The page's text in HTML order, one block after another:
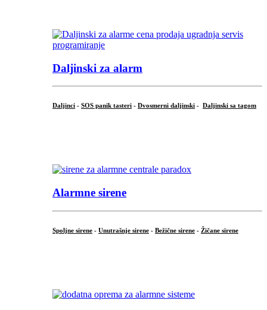
Daljinski za alarm
Daljinci - SOS panik tasteri - Dvosmerni daljinski - Daljinski sa tagom
Alarmne sirene
Spoljne sirene - Unutrašnje sirene - Bežične sirene - Žičane sirene